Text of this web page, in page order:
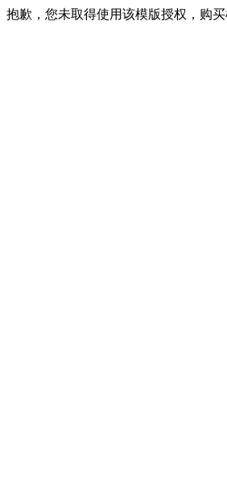
抱歉，您未取得使用该模版授权，购